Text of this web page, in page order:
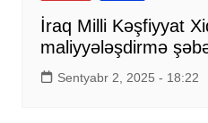
İraq Milli Kəşfiyyat
maliyyələşdirmə
Sentyabr 2, 2025 - 18:22